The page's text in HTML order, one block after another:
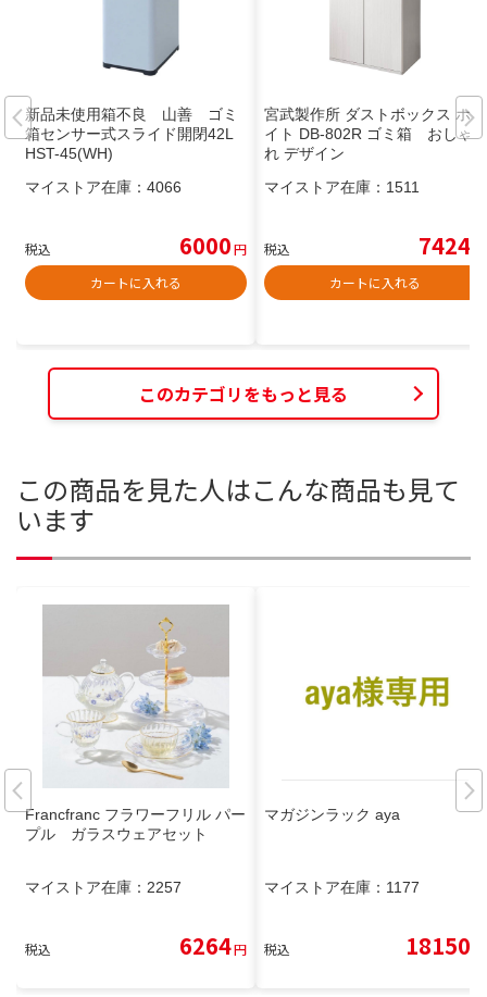
新品未使用箱不良 山善 ゴミ
箱センサー式スライド開閉42L
HST-45(WH)
マイストア在庫： 4066
税込 6000円
カートに入れる
宮武製作所 ダストボックス ホワ
イト DB-802R ゴミ箱 おしゃ
れ デザイン
マイストア在庫： 1511
税込 7424
カートに入れる
このカテゴリをもっと見る
この商品を見た人はこんな商品も見て
います
Francfranc フラワーフリル パー
プル ガラスウェアセット
マイストア在庫： 2257
税込 6264円
マガジンラック aya
マイストア在庫： 1177
税込 18150